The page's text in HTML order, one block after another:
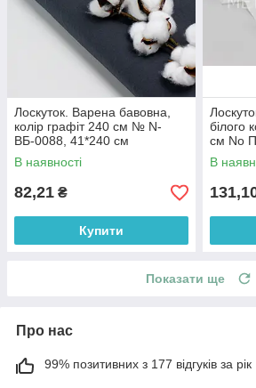
Лоскуток. Варена бавовна,
колір графіт 240 см № N-
ВБ-0088, 41*240 см
В наявності
82,21 ₴
Купити
білого
см No
В
Показати ще
Про нас
99% позитивних з 177 відгуків за рік